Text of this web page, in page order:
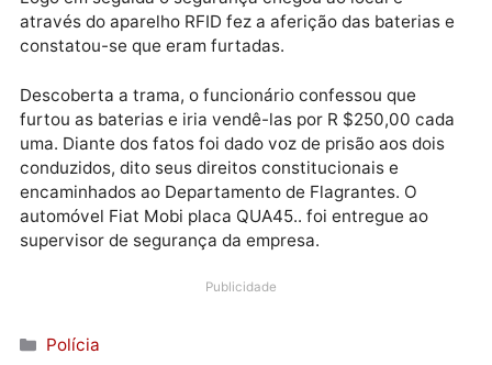
fornecedor, e marcou um encontro com ele na rua
Garças, no bairro Jardim Eldorado. Por volta das 15
carro utilizado pelo funcionário suspeito, oito
acomodadas no porta malas do veículo da empresa.
princípio ele negou o furto e disse estar trabalhando.
Logo em seguida o segurança chegou ao local e
através do aparelho RFID fez a aferição das
constatou-se que eram furtadas.
Descoberta a trama, o funcionário confessou que
uma. Diante dos fatos foi dado voz de prisão aos